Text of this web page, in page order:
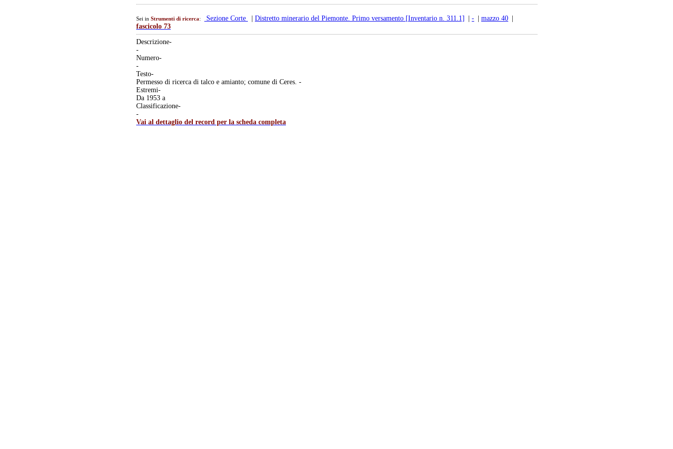
Sei in Strumenti di ricerca: Sezione Corte Distretto minerario del Piemonte. Primo versamento [Inventario n. 311.1] - mazzo 40
fascicolo 73
Descrizione-
-
Numero-
-
Testo-
Permesso di ricerca di talco e amianto; comune di Ceres. -
Estremi-
Da 1953 a
Classificazione-
-
Vai al dettaglio del record per la scheda completa